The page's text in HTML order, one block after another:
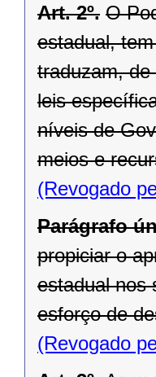
Art. 2º. O
estadual,
traduzam,
leis
níveis de
meios e
(Revogado
Parágrafo
propiciar o
estadual nos
esforço de
(Revogado